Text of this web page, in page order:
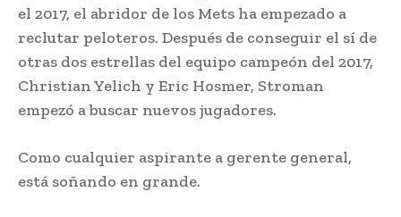
el 2017, el abridor de los Mets ha empezado a
reclutar peloteros. Después de conseguir el sí de
otras dos estrellas del equipo campeón del 2017,
Christian Yelich y Eric Hosmer, Stroman
empezó a buscar nuevos jugadores.
Como cualquier aspirante a gerente general,
está soñando en grande.